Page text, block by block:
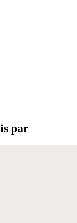
par